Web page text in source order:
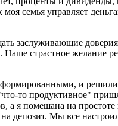
семья управляет
заслуживающие
страстное желание
и решили
то продуктивное"
я помешана на простоте
депозит. Мы все